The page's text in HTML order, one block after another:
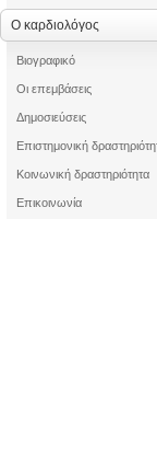
Ο καρδιολόγος
Βιογραφικό
Οι επεμβάσεις
Δημοσιεύσεις
Επιστημονική
Κοινωνική δραστηριότητα
Επικοινωνία